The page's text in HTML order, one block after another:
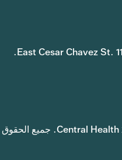
جميع الحقوق محفوظة © 2026 Central Health. جميع الحقوق